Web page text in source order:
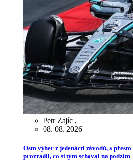
Petr Zajíc ,
08. 08. 2026
Osm výher z jedenácti závodů, a přesto
prozradil, co si tým schoval na podzim